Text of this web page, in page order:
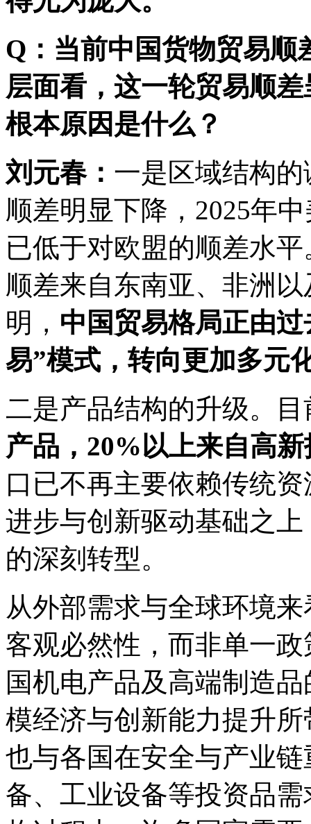
Q：当前中国货物贸易顺
层面看，这一轮贸易顺
根本原因是什么？
刘元春： 一是区域结构
顺差明显下降，2025年
已低于对欧盟的顺差水
顺差来自东南亚、非洲
明， 中国贸易格局正由
易”模式，转向更加多元
二是产品结构的升级。目
产品，20%以上来自高
口已不再主要依赖传统
进步与创新驱动基础之
的深刻转型。
从外部需求与全球环境
客观必然性，而非单一
国机电产品及高端制造
模经济与创新能力提升
也与各国在安全与产业
备、工业设备等投资品